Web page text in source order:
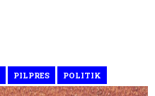
PILPRES POLITIK